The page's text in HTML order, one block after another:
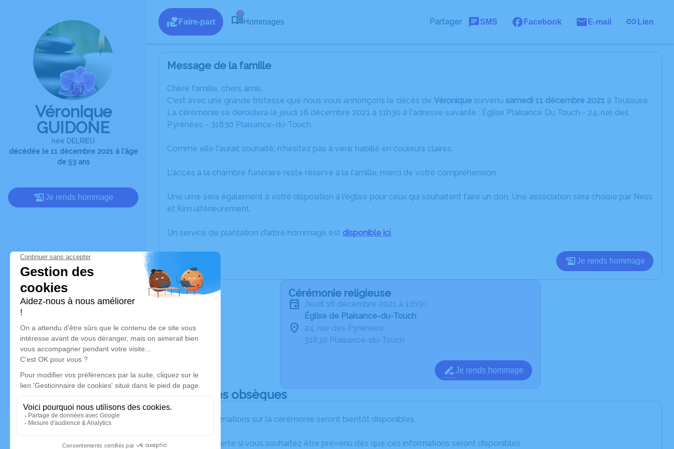
Véronique
GUIDONE
née DELRIEU
décédée le 11 décembre 2021 à l'âge
de 53 ans
Je rends hommage
Faire-part
7
Hommages Partager SMS Facebook E-mail Lien
Message de la famille
Chère famille, chers amis,
C'est avec une grande tristesse que nous vous annonçons le décès de Véronique survenu samedi 11 décembre 2021 à Toulouse.
La cérémonie se déroulera le jeudi 16 décembre 2021 à 11h30 à l'adresse suivante : Église Plaisance Du Touch - 24, rue des
Pyrénées - 31830 Plaisance-du-Touch.
Comme elle l'aurait souhaité, n'hésitez pas à venir habillé en couleurs claires.
L'accès à la chambre funéraire reste réservé à la famille, merci de votre compréhension.
Une urne sera également à votre disposition à l'église pour ceux qui souhaitent faire un don. Une association sera choisie par Ness
et Kim ultérieurement.
Un service de plantation d’arbre hommage est disponible ici.
Je rends hommage
Cérémonie religieuse
jeudi 16 décembre 2021 à 11h30
Église de Plaisance-du-Touch
24, rue des Pyrénées
31830 Plaisance-du-Touch
Je rends hommage
Déroulé des obsèques
Les informations sur la cérémonie seront bientôt disponibles.
Activez une alerte si vous souhaitez être prévenu dès que ces informations seront disponibles.